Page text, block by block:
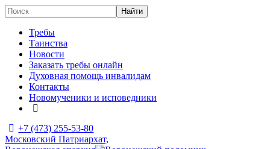
Требы
Таинства
Новости
Заказать требы онлайн
Духовная помощь инвалидам
Контакты
Новомученики и исповедники
+7 (473) 255-53-80
Московский Патриархат,